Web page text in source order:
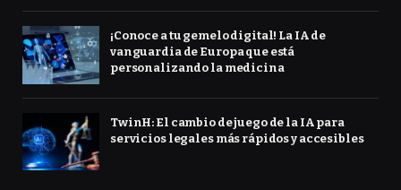
¡Conoce a tu gemelo digital! La IA de
vanguardia de Europa que está
personalizando la medicina
TwinH: El cambio de juego de la IA para
servicios legales más rápidos y accesibles